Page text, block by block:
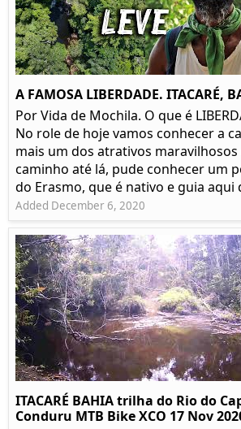
A FAMOSA LIBERDADE. ITACARÉ,
Por Vida de Mochila. O que é
No role de hoje vamos conhecer a
mais um dos atrativos maravilhosos
caminho até lá, pude conhecer um
do Erasmo, que é nativo e guia aqui
Added December 6, 2020
ITACARÉ BAHIA trilha do Rio do
Conduru MTB Bike XCO 17 Nov